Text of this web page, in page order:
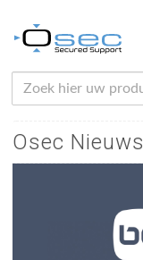
HOME
OVER ONS
Osec Nieuws